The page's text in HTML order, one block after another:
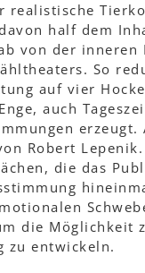
realistische
half dem
von der inneren
So
auf vier
auch
Robert
die das
die Möglichkeit
zu entwickeln.